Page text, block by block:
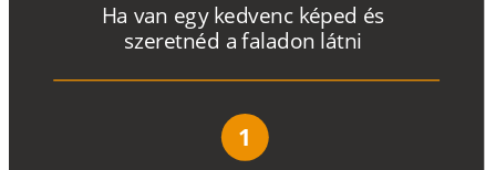
Ha van egy kedvenc képed és
szeretnéd a faladon látni
1